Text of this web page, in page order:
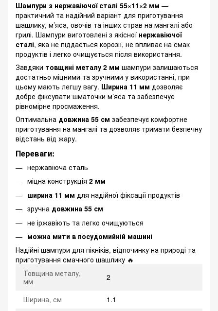
Шампури з нержавіючої сталі 55×11×2 мм —
практичний та надійний варіант для приготування
шашлику, м’яса, овочів та інших страв на мангалі або
грилі. Шампури виготовлені з якісної нержавіючої
сталі, яка не піддається корозії, не впливає на смак
продуктів і легко очищується після використання.
Завдяки товщині металу 2 мм шампури залишаються
достатньо міцними та зручними у використанні, при
цьому мають легшу вагу. Ширина 11 мм дозволяє
добре фіксувати шматочки м’яса та забезпечує
рівномірне просмаження.
Оптимальна довжина 55 см забезпечує комфортне
приготування на мангалі та дозволяє тримати безпечну
відстань від жару.
Переваги:
нержавіюча сталь
міцна конструкція 2 мм
ширина 11 мм для надійної фіксації продуктів
зручна довжина 55 см
не іржавіють та легко очищуються
можна мити в посудомийній машині
Надійні шампури для пікніків, відпочинку на природі та
приготування смачного шашлику 🔥
Товщина металу,
мм
2
Ширина, см
1.1